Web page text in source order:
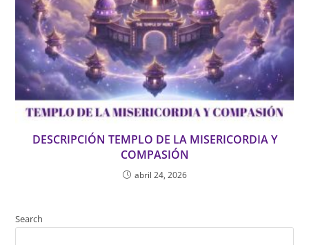
DESCRIPCIÓN TEMPLO DE LA MISERICORDIA Y
COMPASIÓN
abril 24, 2026
Search